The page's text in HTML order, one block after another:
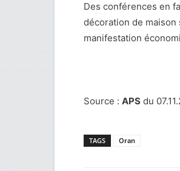
Des conférences en
décoration de
manifestation
Source : APS du
TAGS Oran